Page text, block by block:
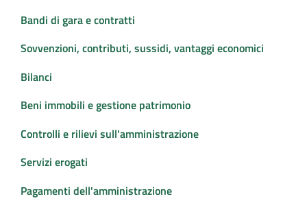
Bandi di gara e contratti
Sovvenzioni, contributi, sussidi, vantaggi economici
Bilanci
Beni immobili e gestione patrimonio
Controlli e rilievi sull'amministrazione
Servizi erogati
Pagamenti dell'amministrazione